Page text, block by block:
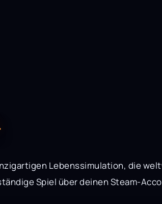
Lebenssimulation, die
Spiel über deinen Steam-